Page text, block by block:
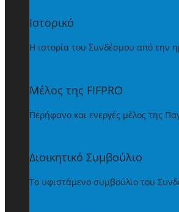
Ιστορικό
Η ιστορία του Συνδέσμου από την
Μέλος της FIFPRO
Περήφανο και ενεργές μέλος της
Διοικητικό Συμβούλιο
Το υφιστάμενο συμβούλιο του